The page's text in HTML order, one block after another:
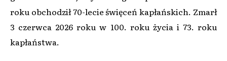
roku obchodził 70-lecie święceń kapłańskich. Zmarł
3 czerwca 2026 roku w 100. roku życia i 73. roku
kapłaństwa.